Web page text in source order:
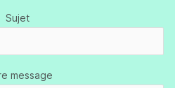
Sujet
message